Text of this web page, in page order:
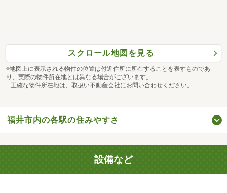
スクロール地図を見る
※地図上に表示される物件の位置は付近住所に所在することを表すものであ
り、実際の物件所在地とは異なる場合がございます。
正確な物件所在地は、取扱い不動産会社にお問い合わせください。
福井市内の各駅の住みやすさ
設備など